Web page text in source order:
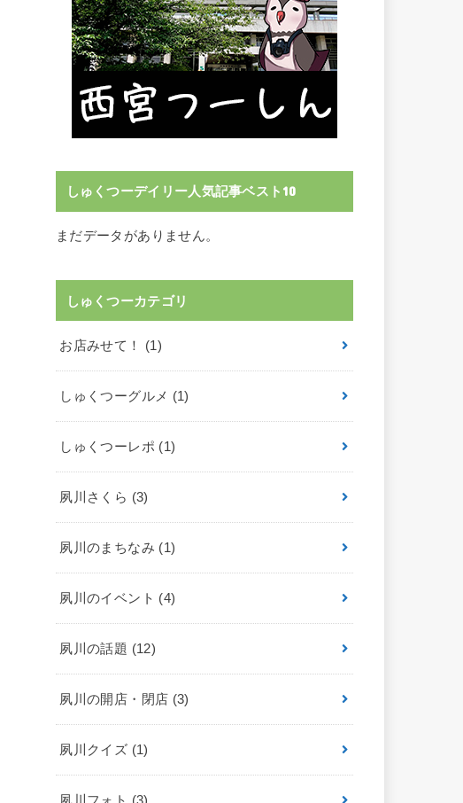
しゅくつーデイリー人気記事ベスト10
まだデータがありません。
しゅくつーカテゴリ
お店みせて！ (1)
しゅくつーグルメ (1)
しゅくつーレポ (1)
夙川さくら (3)
夙川のまちなみ (1)
夙川のイベント (4)
夙川の話題 (12)
夙川の開店・閉店 (3)
夙川クイズ (1)
夙川フォト (3)